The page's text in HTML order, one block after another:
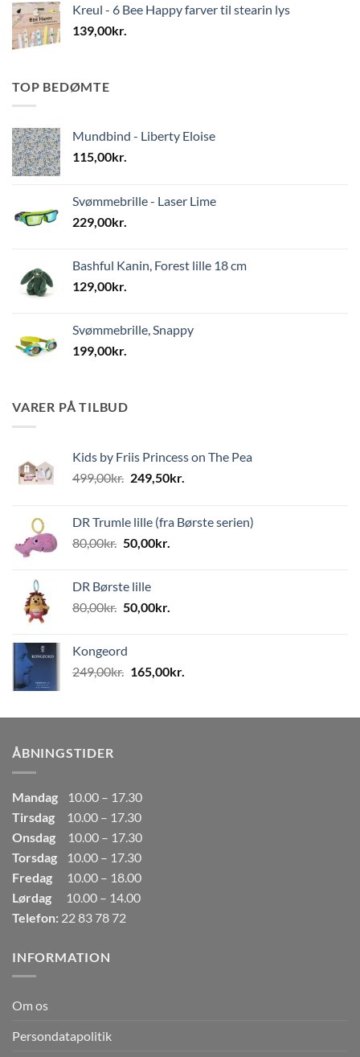
Kreul - 6 Bee Happy farver til stearin lys
139,00kr.
TOP BEDØMTE
Mundbind - Liberty Eloise
115,00kr.
Svømmebrille - Laser Lime
229,00kr.
Bashful Kanin, Forest lille 18 cm
129,00kr.
Svømmebrille, Snappy
199,00kr.
VARER PÅ TILBUD
Kids by Friis Princess on The Pea
499,00kr. Den
var:
499,00kr..
249,50kr.
er:
DR Trumle lille (fra Børste serien)
80,00kr. Den
var:
80,00kr..
50,00kr.
50,00kr..
DR Børste lille
80,00kr. Den
var:
80,00kr..
50,00kr.
50,00kr..
Kongeord
249,00kr. Den
var:
165,00kr.
er:
ÅBNINGSTIDER
Mandag
10.00 – 17.30
Tirsdag
10.00 – 17.30
Onsdag
10.00 – 17.30
Torsdag
10.00 – 17.30
Fredag
10.00 – 18.00
Lørdag
10.00 – 14.00
Telefon: 22 83 78 72
INFORMATION
Om os
Persondatapolitik